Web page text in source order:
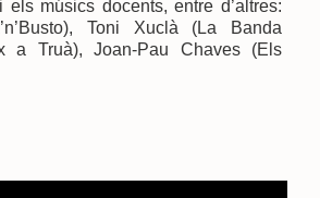
els músics docents, entre d’altres:
Toni Xuclà (La Banda
a Truà), Joan-Pau Chaves (Els